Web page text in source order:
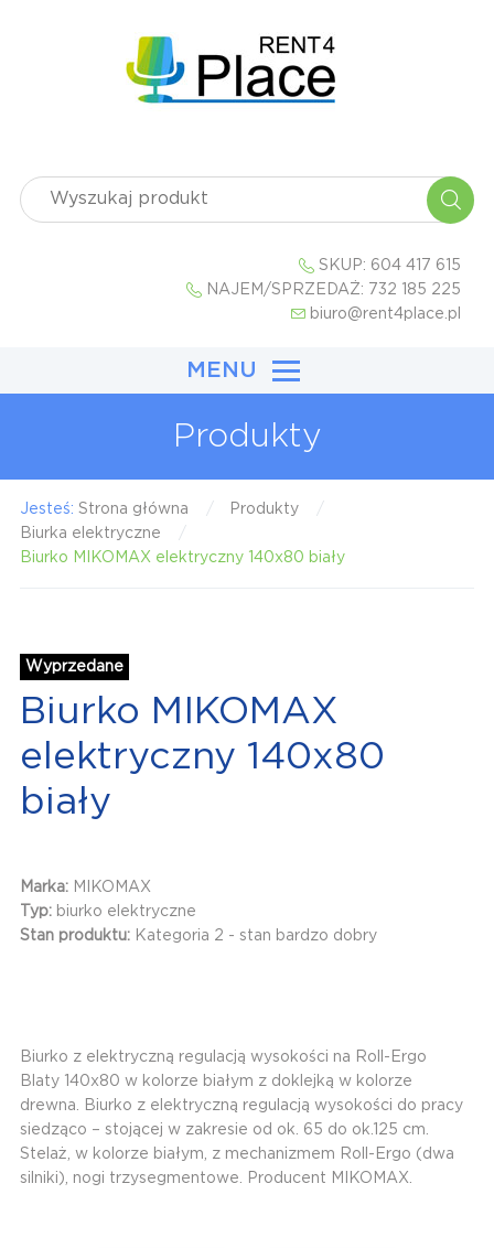
SKUP: 604 417 615
NAJEM/SPRZEDAŻ: 732 185 225
biuro@rent4place.pl
MENU
Produkty
Jesteś: Strona główna
Produkty
Biurka elektryczne
Biurko MIKOMAX elektryczny 140x80 biały
Wyprzedane
Biurko MIKOMAX
elektryczny 140x80
biały
Marka: MIKOMAX
Typ: biurko elektryczne
Stan produktu: Kategoria 2 - stan bardzo dobry
Biurko z elektryczną regulacją wysokości na Roll-Ergo
Blaty 140x80 w kolorze białym z doklejką w kolorze
drewna. Biurko z elektryczną regulacją wysokości do pracy
siedząco – stojącej w zakresie od ok. 65 do ok.125 cm.
Stelaż, w kolorze białym, z mechanizmem Roll-Ergo (dwa
silniki), nogi trzysegmentowe. Producent MIKOMAX.